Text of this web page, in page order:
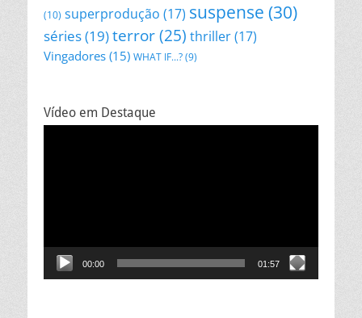
(10) superprodução (17) suspense (30)
séries(19)terror(25) thriller(17)
Vingadores (15) WHAT IF...? (9)
Vídeo em Destaque
00:00 01:57